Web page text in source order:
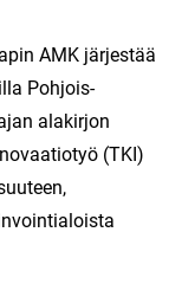
AMK järjestää
Pohjois-
alakirjon
(TKI)